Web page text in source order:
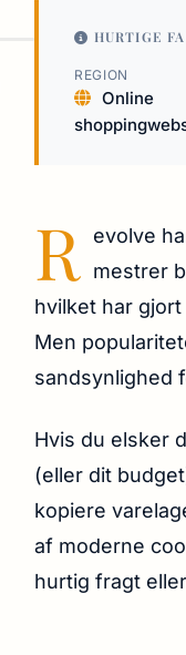
HURTIGE
REGION
Online
R
evolve
mestrer
hvilket har
Men
sandsynlighed
Hvis du elsker
(eller dit
kopiere
af moderne
hurtig fragt